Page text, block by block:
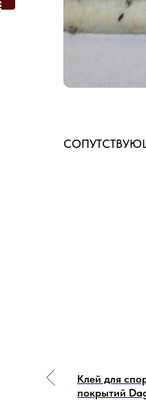
Клей для
покрытий